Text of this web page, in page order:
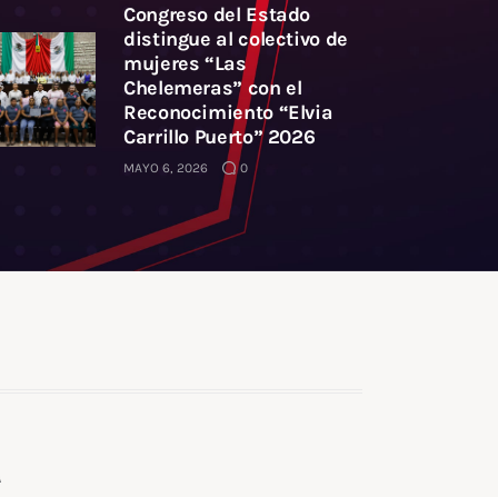
Congreso del Estado
distingue al colectivo de
mujeres “Las
Chelemeras” con el
Reconocimiento “Elvia
Carrillo Puerto” 2026
MAYO 6, 2026 0